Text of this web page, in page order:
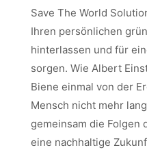
Save The World
Ihren persönlichen
hinterlassen und für
sorgen. Wie Albert
Biene einmal von der
Mensch nicht mehr
gemeinsam die Folgen
eine nachhaltige